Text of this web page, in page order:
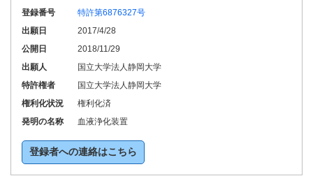
登録番号
特許第6876327号
出願日
2017/4/28
公開日
2018/11/29
出願人
国立大学法人静岡大学
特許権者
国立大学法人静岡大学
権利化状況
権利化済
発明の名称
血液浄化装置
登録者への連絡はこちら